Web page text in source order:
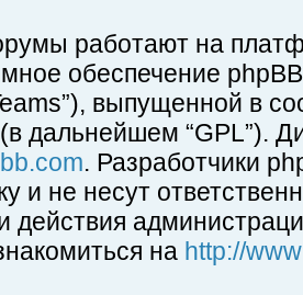
работают на
обеспечение
выпущенной в
(в дальнейшем “GPL”).
. Разработчики
и не несут
действия
на http://